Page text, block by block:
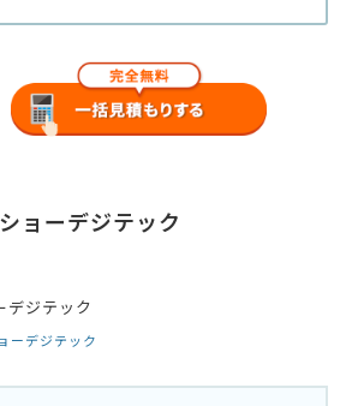
ョーデジテック
ーデジテック